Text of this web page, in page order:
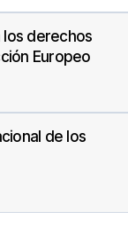
los derechos
Europeo
de los